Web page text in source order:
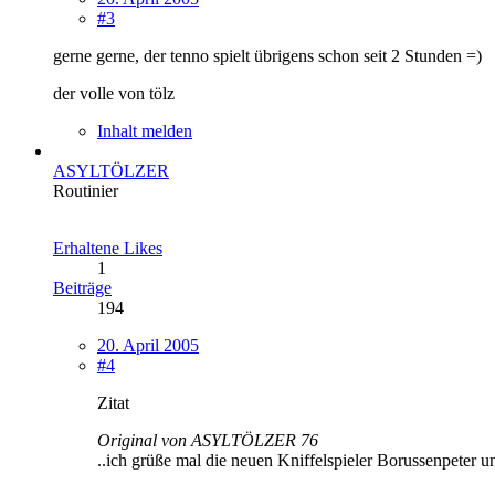
#3
gerne gerne, der tenno spielt übrigens schon seit 2 Stunden =)
der volle von tölz
Inhalt melden
ASYLTÖLZER
Routinier
Erhaltene Likes
1
Beiträge
194
20. April 2005
#4
Zitat
Original von ASYLTÖLZER 76
..ich grüße mal die neuen Kniffelspieler Borussenpeter